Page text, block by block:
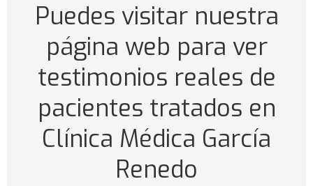
Puedes visitar nuestra
página web para ver
testimonios reales de
pacientes tratados en
Clínica Médica García
Renedo